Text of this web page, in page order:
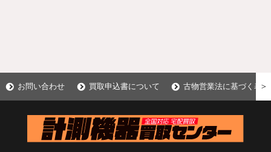
お問い合わせ 買取申込書について 古物営業法に基づく表示
＞